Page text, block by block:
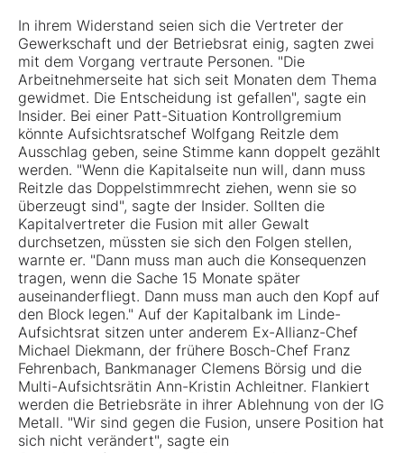
In ihrem Widerstand seien sich die Vertreter der
Gewerkschaft und der Betriebsrat einig, sagten zwei
mit dem Vorgang vertraute Personen. "Die
Arbeitnehmerseite hat sich seit Monaten dem Thema
gewidmet. Die Entscheidung ist gefallen", sagte ein
Insider. Bei einer Patt-Situation Kontrollgremium
könnte Aufsichtsratschef Wolfgang Reitzle dem
Ausschlag geben, seine Stimme kann doppelt gezählt
werden. "Wenn die Kapitalseite nun will, dann muss
Reitzle das Doppelstimmrecht ziehen, wenn sie so
überzeugt sind", sagte der Insider. Sollten die
Kapitalvertreter die Fusion mit aller Gewalt
durchsetzen, müssten sie sich den Folgen stellen,
warnte er. "Dann muss man auch die Konsequenzen
tragen, wenn die Sache 15 Monate später
auseinanderfliegt. Dann muss man auch den Kopf auf
den Block legen." Auf der Kapitalbank im Linde-
Aufsichtsrat sitzen unter anderem Ex-Allianz-Chef
Michael Diekmann, der frühere Bosch-Chef Franz
Fehrenbach, Bankmanager Clemens Börsig und die
Multi-Aufsichtsrätin Ann-Kristin Achleitner. Flankiert
werden die Betriebsräte in ihrer Ablehnung von der IG
Metall. "Wir sind gegen die Fusion, unsere Position hat
sich nicht verändert", sagte ein